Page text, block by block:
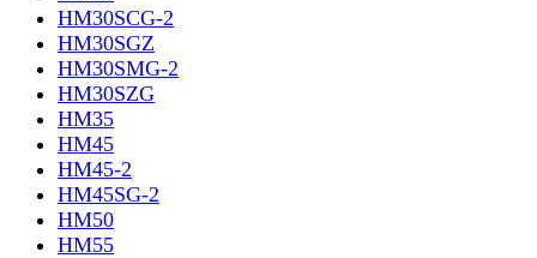
HM30SCG-2
HM30SGZ
HM30SMG-2
HM30SZG
HM35
HM45
HM45-2
HM45SG-2
HM50
HM55